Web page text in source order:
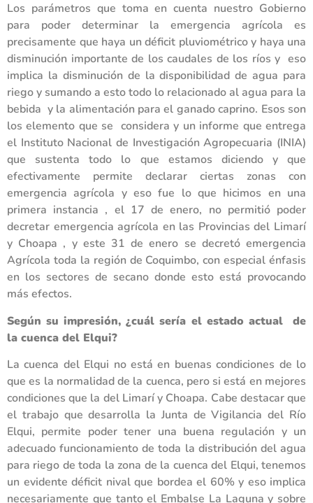
Los parámetros que toma en cuenta nuestro Gobierno
para poder determinar la emergencia agrícola es
precisamente que haya un déficit pluviométrico y haya una
disminución importante de los caudales de los ríos y eso
implica la disminución de la disponibilidad de agua para
riego y sumando a esto todo lo relacionado al agua para la
bebida y la alimentación para el ganado caprino. Esos son
los elemento que se considera y un informe que entrega
el Instituto Nacional de Investigación Agropecuaria (INIA)
que sustenta todo lo que estamos diciendo y que
efectivamente permite declarar ciertas zonas con
emergencia agrícola y eso fue lo que hicimos en una
primera instancia , el 17 de enero, no permitió poder
decretar emergencia agrícola en las Provincias del Limarí
y Choapa , y este 31 de enero se decretó emergencia
Agrícola toda la región de Coquimbo, con especial énfasis
en los sectores de secano donde esto está provocando
más efectos.
Según su impresión, ¿cuál sería el estado actual de
la cuenca del Elqui?
La cuenca del Elqui no está en buenas condiciones de lo
que es la normalidad de la cuenca, pero si está en mejores
condiciones que la del Limarí y Choapa. Cabe destacar que
el trabajo que desarrolla la Junta de Vigilancia del Río
Elqui, permite poder tener una buena regulación y un
adecuado funcionamiento de toda la distribución del agua
para riego de toda la zona de la cuenca del Elqui, tenemos
un evidente déficit nival que bordea el 60% y eso implica
necesariamente que tanto el Embalse La Laguna y sobre